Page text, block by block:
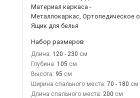
Материал каркаса -
Металлокаркас, Ортопедическое
Ящик для белья
Набор размеров
Длина: 120 - 230
Глубина: 105
Высота: 95
Ширина спального места: 70 - 180
Длина спального места: 200